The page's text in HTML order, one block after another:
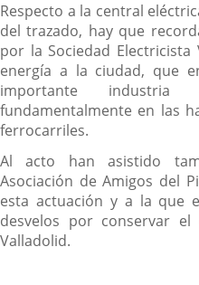
Respecto a la central
del trazado, hay que
por la Sociedad
energía a la ciudad, que
importante industria
fundamentalmente en las
ferrocarriles.
Al acto han asistido
Asociación de Amigos del
esta actuación y a la que
desvelos por conservar
Valladolid.